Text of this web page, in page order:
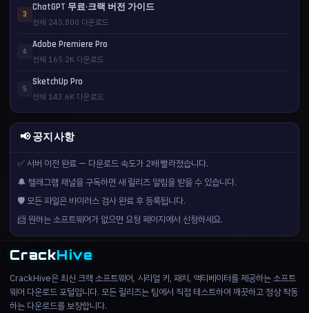
3
ChatGPT 무료·크랙 버전 가이드
전체 245,800 다운로드
4
Adobe Premiere Pro
전체 165.2K 다운로드
5
SketchUp Pro
전체 143.6K 다운로드
📢 공지사항
✅ 서버 이전 완료 — 다운로드 속도가 2배 빨라졌습니다.
🔔 텔레그램 채널을 구독하면 새 릴리즈 알림을 받을 수 있습니다.
🛡️ 모든 파일은 바이러스 검사 완료 후 등록됩니다.
📨 원하는 소프트웨어가 없으면 요청 페이지에서 신청하세요.
CrackHive
CrackHive은 최신 크랙 소프트웨어, 시리얼 키, 패치, 액티베이터를 제공하는 소프트
웨어 다운로드 포털입니다. 모든 릴리즈는 팀에서 직접 테스트하여 깨끗하고 정상 작동
하는 다운로드를 보장합니다.